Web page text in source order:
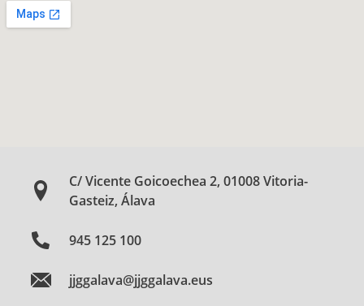
C/ Vicente Goicoechea 2, 01008 Vitoria-
Gasteiz, Álava
945 125 100
jjggalava@jjggalava.eus